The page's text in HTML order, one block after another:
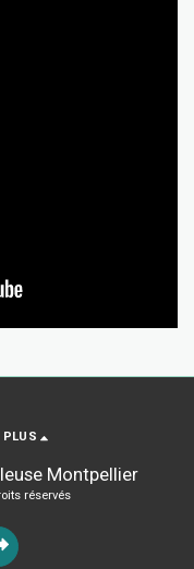
Montpellier
réservés
PLUS